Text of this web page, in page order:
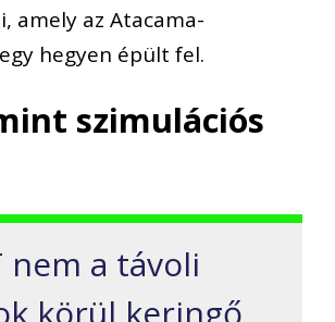
amely az Atacama-
hegyen épült fel.
szimulációs
nem a távoli
körül keringő